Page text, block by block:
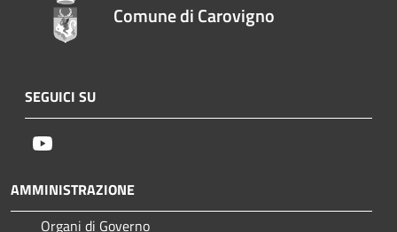
Comune di Carovigno
SEGUICI SU
AMMINISTRAZIONE
Organi di Governo